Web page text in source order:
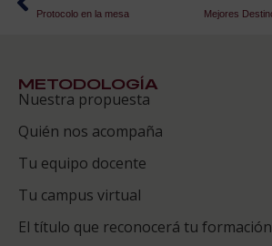
Protocolo en la mesa
METODOLOGÍA
Nuestra propuesta
Quién nos acompaña
Tu equipo docente
Tu campus virtual
El título que reconocerá tu formación